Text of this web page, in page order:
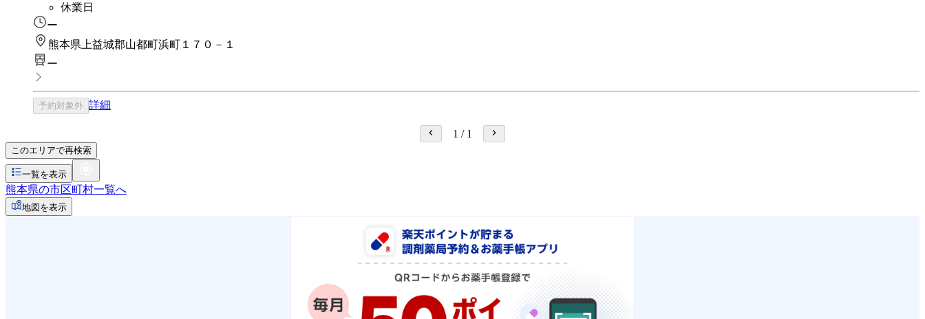
休業日
ー
熊本県上益城郡山都町浜町１７０－１
ー
予約対象外 詳細
1 / 1
このエリアで再検索
一覧を表示
熊本県の市区町村一覧へ
地図を表示